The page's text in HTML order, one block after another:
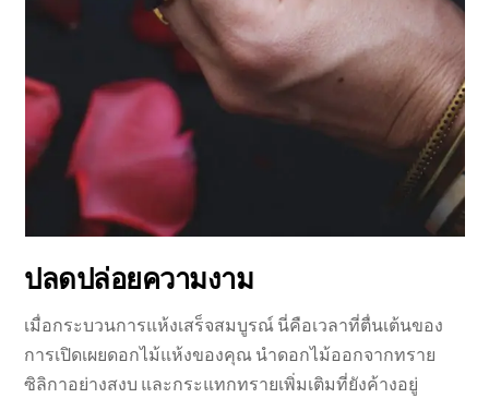
ปลดปล่อยความงาม
เมื่อกระบวนการแห้งเสร็จสมบูรณ์ นี่คือเวลาที่ตื่นเต้นของ
การเปิดเผยดอกไม้แห้งของคุณ นำดอกไม้ออกจากทราย
ซิลิกาอย่างสงบ และกระแทกทรายเพิ่มเติมที่ยังค้างอยู่